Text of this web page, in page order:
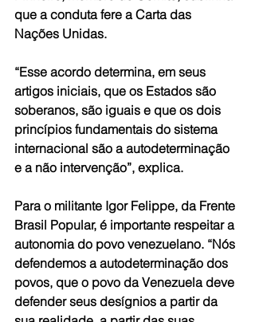
que a conduta fere a Carta das
Nações Unidas.
“Esse acordo determina, em seus
artigos iniciais, que os Estados são
soberanos, são iguais e que os dois
princípios fundamentais do sistema
internacional são a autodeterminação
e a não intervenção”, explica.
Para o militante Igor Felippe, da Frente
Brasil Popular, é importante respeitar a
autonomia do povo venezuelano. “Nós
defendemos a autodeterminação dos
povos, que o povo da Venezuela deve
defender seus desígnios a partir da